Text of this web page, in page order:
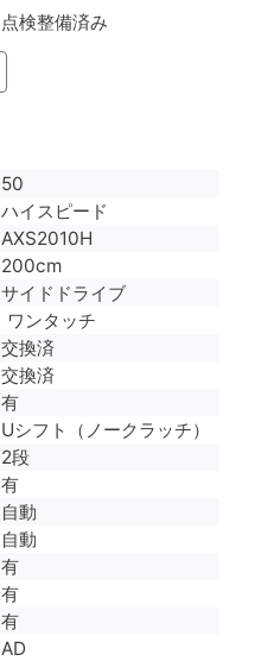
点検整備済み
50
ハイスピード
AXS2010H
200cm
サイドドライブ
ワンタッチ
交換済
交換済
有
Uシフト（ノークラッチ）
2段
有
自動
自動
有
有
有
AD